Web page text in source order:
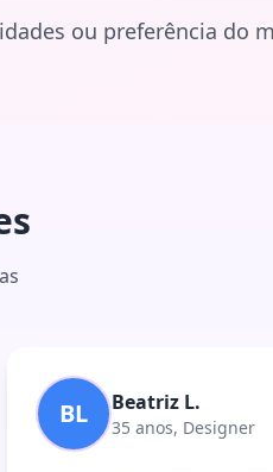
ou preferência do
BL Beatriz L.
35 anos, Designer